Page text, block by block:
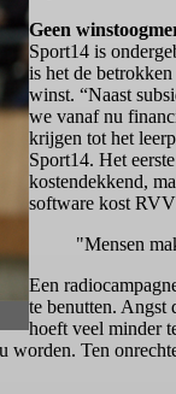
Geen
Sport14 is
is het de
winst. “Naast
we vanaf nu
krijgen tot het
Sport14. Het
kostendekkend,
software kost
"Mensen
Een
te benutten. Angst
hoeft veel minder
worden. Ten